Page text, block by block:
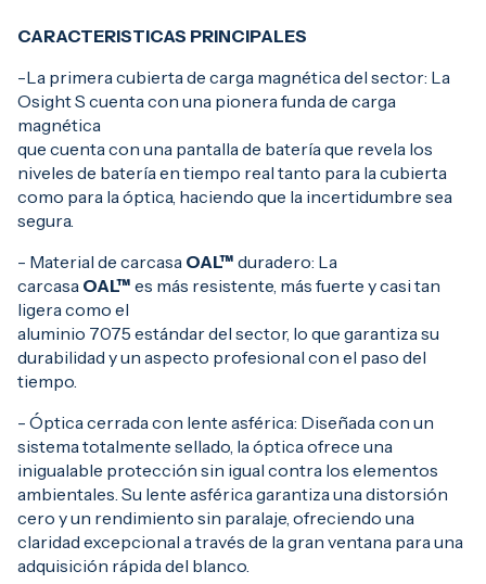
CARACTERISTICAS PRINCIPALES
-La primera cubierta de carga magnética del sector: La
Osight S cuenta con una pionera funda de carga
magnética
que cuenta con una pantalla de batería que revela los
niveles de batería en tiempo real tanto para la cubierta
como para la óptica, haciendo que la incertidumbre sea
segura.
- Material de carcasa OAL™ duradero: La
carcasa OAL™ es más resistente, más fuerte y casi tan
ligera como el
aluminio 7075 estándar del sector, lo que garantiza su
durabilidad y un aspecto profesional con el paso del
tiempo.
- Óptica cerrada con lente asférica: Diseñada con un
sistema totalmente sellado, la óptica ofrece una
inigualable protección sin igual contra los elementos
ambientales. Su lente asférica garantiza una distorsión
cero y un rendimiento sin paralaje, ofreciendo una
claridad excepcional a través de la gran ventana para una
adquisición rápida del blanco.